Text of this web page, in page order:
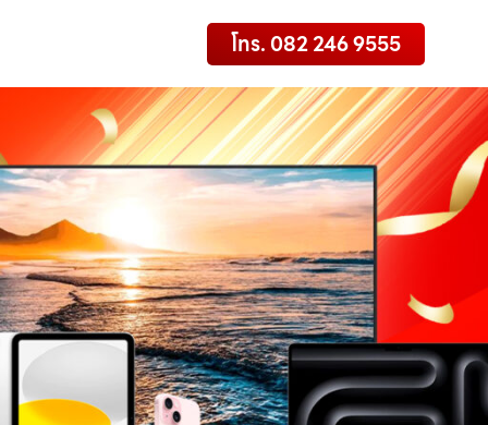
โทร. 082 246 9555